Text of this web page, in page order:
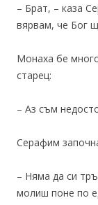
– Брат, – каза
вярвам, че Бог
Монаха бе
старец:
– Аз съм
Серафим
– Няма да си
молиш поне по